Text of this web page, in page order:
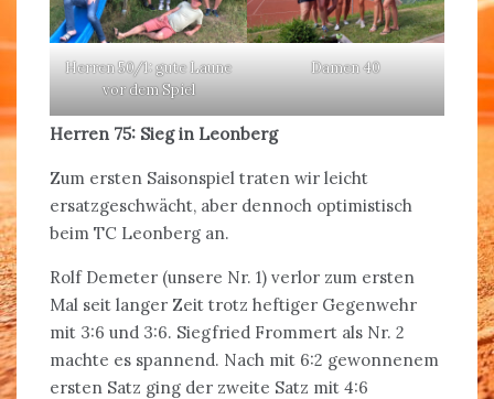
Herren 50/1: gute Laune
vor dem Spiel
Damen 40
Herren 75: Sieg in Leonberg
Zum ersten Saisonspiel traten wir leicht
ersatzgeschwächt, aber dennoch optimistisch
beim TC Leonberg an.
Rolf Demeter (unsere Nr. 1) verlor zum ersten
Mal seit langer Zeit trotz heftiger Gegenwehr
mit 3:6 und 3:6. Siegfried Frommert als Nr. 2
machte es spannend. Nach mit 6:2 gewonnenem
ersten Satz ging der zweite Satz mit 4:6